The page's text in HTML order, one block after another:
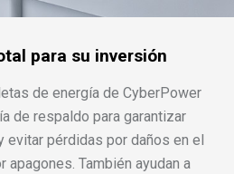
para su inversión
de energía de CyberPower
de respaldo para garantizar
evitar pérdidas por daños en el
apagones. También ayudan a